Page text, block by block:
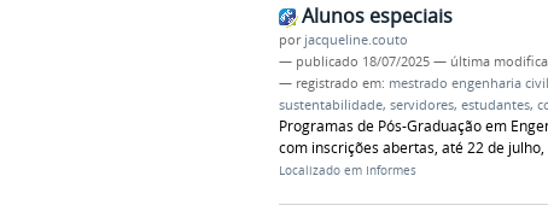
Alunos especiais
por jacqueline.couto
— publicado 18/07/2025 — última
— registrado em: mestrado engenharia civil
sustentabilidade, servidores, estudantes,
Programas de Pós-Graduação em
com inscrições abertas, até 22 de
Localizado em Informes